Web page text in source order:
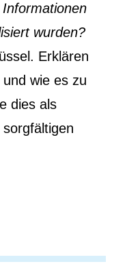
wurden?
Erklären
wie es zu
dies als